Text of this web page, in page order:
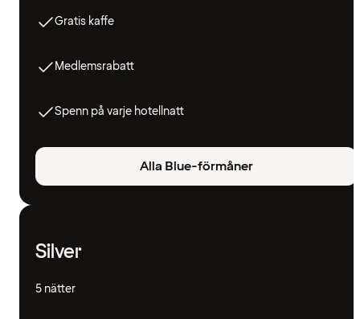
Gratis kaffe
Medlemsrabatt
Spenn på varje hotellnatt
Alla Blue-förmåner
Silver
5 nätter